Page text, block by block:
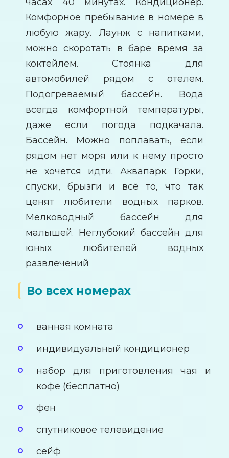
Комфорное пребывание в номере в
любую жару. Лаунж с напитками,
можно скоротать в баре время за
коктейлем. Стоянка для
автомобилей рядом с отелем.
Подогреваемый бассейн. Вода
всегда комфортной температуры,
даже если погода подкачала.
Бассейн. Можно поплавать, если
рядом нет моря или к нему просто
не хочется идти. Аквапарк. Горки,
спуски, брызги и всё то, что так
ценят любители водных парков.
Мелководный бассейн для
малышей. Неглубокий бассейн для
юных любителей водных
развлечений
Во всех номерах
ванная комната
индивидуальный кондиционер
набор для приготовления чая и
кофе (бесплатно)
фен
спутниковое телевидение
сейф